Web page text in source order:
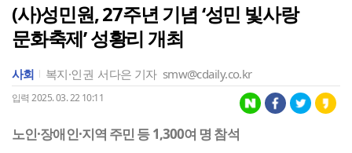
(사)성민원, 27주년 기념 ‘성민 빛사랑
문화축제’ 성황리 개최
사회 복지·인권 서다은 기자 smw@cdaily.co.kr
입력 2025. 03. 22 10:11
노인·장애인·지역 주민 등 1,300여 명 참석